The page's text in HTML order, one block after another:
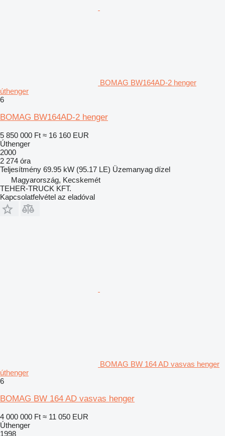
BOMAG BW164AD-2 henger
úthenger
6
BOMAG BW164AD-2 henger
5 850 000 Ft ≈ 16 160 EUR
Úthenger
2000
2 274 óra
Teljesítmény 69.95 kW (95.17 LE) Üzemanyag dízel
Magyarország, Kecskemét
TEHER-TRUCK KFT.
Kapcsolatfelvétel az eladóval
BOMAG BW 164 AD vasvas henger
úthenger
6
BOMAG BW 164 AD vasvas henger
4 000 000 Ft ≈ 11 050 EUR
Úthenger
1998